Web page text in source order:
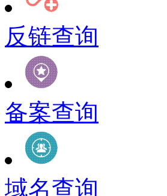
反链查询
备案查询
域名查询